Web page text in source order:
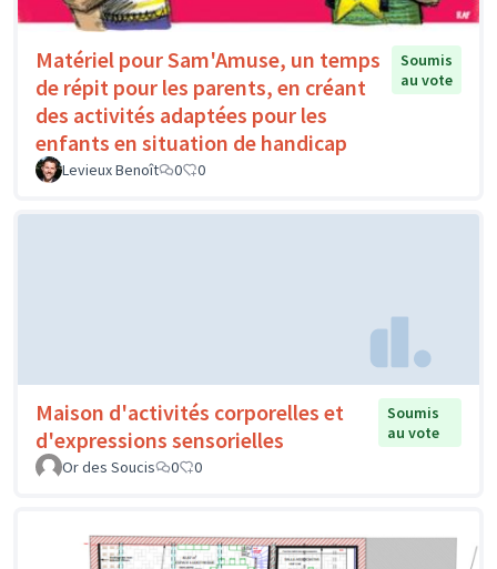
Matériel pour Sam'Amuse, un temps
de répit pour les parents, en créant
des activités adaptées pour les
enfants en situation de handicap
Soumis
au vote
Levieux Benoît 0 0
Maison d'activités corporelles et
d'expressions sensorielles
Soumis
au vote
Or des Soucis
0 0